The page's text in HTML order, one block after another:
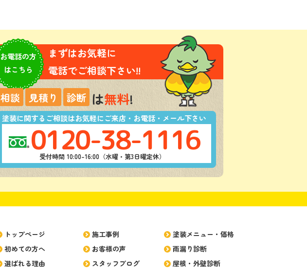
お電話の方
はこちら
まずはお気軽に
電話でご相談下さい!!
相談
見積り 診断 は無料!
塗装に関するご相談はお気軽にご来店・お電話・メール下さい
0120-38-1116
受付時間 10:00-16:00（水曜・第3日曜定休）
トップページ
初めての方へ
選ばれる理由
施工事例
お客様の声
スタッフブログ
塗装メニュー・価格
雨漏り診断
屋根・外壁診断